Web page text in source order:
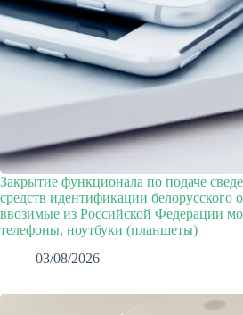
Закрытие функционала по подаче
средств идентификации белорусского
ввозимые из Российской Федерации
телефоны, ноутбуки (планшеты)
03/08/2026